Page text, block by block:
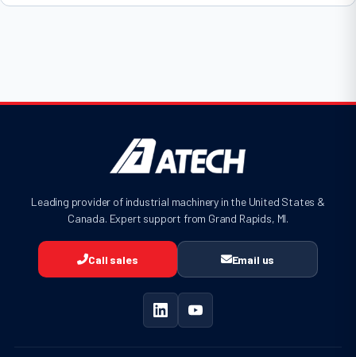
Leading provider of industrial machinery in the United States &
Canada. Expert support from Grand Rapids, MI.
Call sales Email us